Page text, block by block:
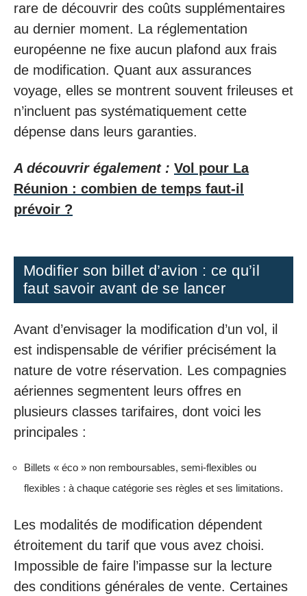
rare de découvrir des coûts supplémentaires
au dernier moment. La réglementation
européenne ne fixe aucun plafond aux frais
de modification. Quant aux assurances
voyage, elles se montrent souvent frileuses et
n’incluent pas systématiquement cette
dépense dans leurs garanties.
A découvrir également : Vol pour La
Réunion : combien de temps faut-il
prévoir ?
Modifier son billet d’avion : ce qu’il
faut savoir avant de se lancer
Avant d’envisager la modification d’un vol, il
est indispensable de vérifier précisément la
nature de votre réservation. Les compagnies
aériennes segmentent leurs offres en
plusieurs classes tarifaires, dont voici les
principales :
Billets « éco » non remboursables, semi-flexibles ou
flexibles : à chaque catégorie ses règles et ses limitations.
Les modalités de modification dépendent
étroitement du tarif que vous avez choisi.
Impossible de faire l’impasse sur la lecture
des conditions générales de vente. Certaines